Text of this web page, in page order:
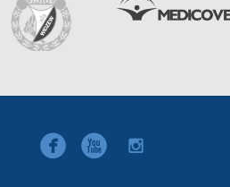
  instagram